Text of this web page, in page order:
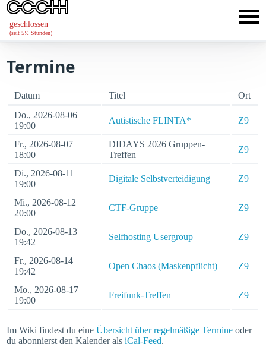
geschlossen
(seit 5½ Stunden)
Termine
Datum Titel
Ort
Do., 2026-08-06
19:00
Autistische FLINTA* Z9
Fr., 2026-08-07
18:00
DIDAYS 2026 Gruppen-
Treffen
Z9
Di., 2026-08-11
19:00
Digitale Selbstverteidigung Z9
Mi., 2026-08-12
20:00
CTF-Gruppe Z9
Do., 2026-08-13
19:42
Selfhosting Usergroup Z9
Fr., 2026-08-14
19:42
Open Chaos (Maskenpflicht) Z9
Mo., 2026-08-17
19:00
Freifunk-Treffen Z9
Im Wiki findest du eineÜbersicht über regelmäßige Termine oder
du abonnierst den Kalender alsiCal-Feed.